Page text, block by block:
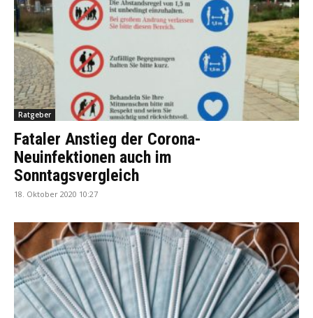
Ratgeber
Fataler Anstieg der Corona-
Neuinfektionen auch im
Sonntagsvergleich
18. Oktober 2020 10:27